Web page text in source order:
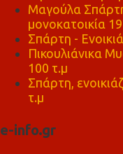
Μαγούλα
μονοκατοικία
Σπάρτη -
Πικουλιάνικα
100 τ.μ
Σπάρτη,
τ.μ
e-info.gr